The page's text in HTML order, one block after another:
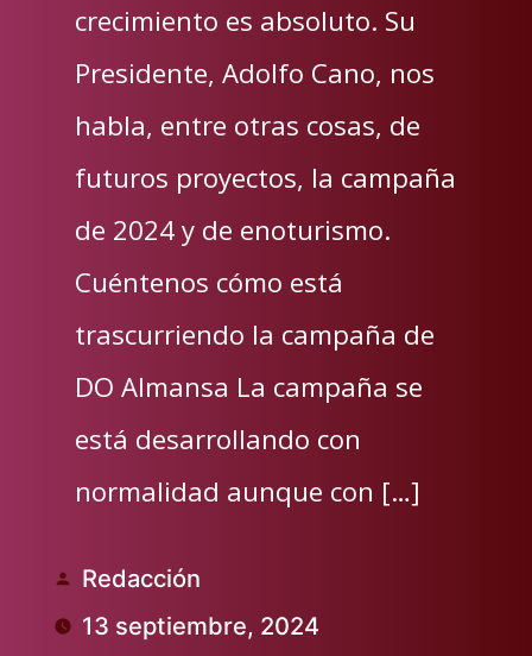
crecimiento es absoluto. Su
Presidente, Adolfo Cano, nos
habla, entre otras cosas, de
futuros proyectos, la campaña
de 2024 y de enoturismo.
Cuéntenos cómo está
trascurriendo la campaña de
DO Almansa La campaña se
está desarrollando con
normalidad aunque con […]
Publicado
por
Redacción
13 septiembre, 2024